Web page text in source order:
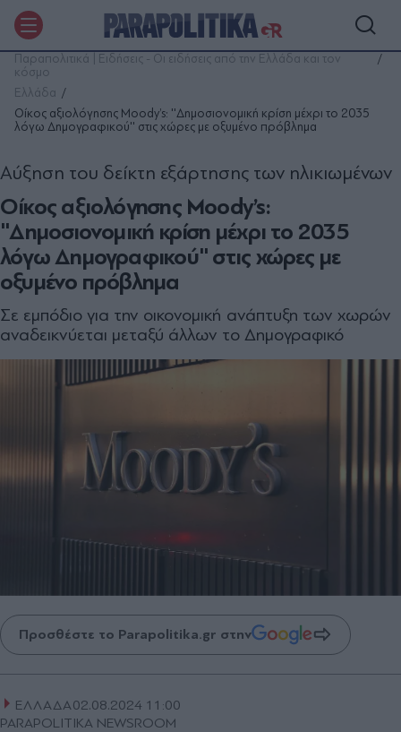
Παραπολιτικά | Ειδήσεις - Οι ειδήσεις από την Ελλάδα και τον
κόσμο
Ελλάδα
Οίκος αξιολόγησης Moody’s: ''Δημοσιονομική κρίση μέχρι το 2035
λόγω Δημογραφικού'' στις χώρες με οξυμένο πρόβλημα
Οίκος αξιολόγησης Moody’s:
''Δημοσιονομική κρίση μέχρι το 2035
λόγω Δημογραφικού'' στις χώρες με
οξυμένο πρόβλημα
Αύξηση του δείκτη εξάρτησης των ηλικιωμένων
Σε εμπόδιο για την οικονομική ανάπτυξη των χωρών
αναδεικνύεται μεταξύ άλλων το Δημογραφικό
Προσθέστε το Parapolitika.gr στην
ΕΛΛΑΔΑ02.08.2024 11:00
PARAPOLITIKA NEWSROOM